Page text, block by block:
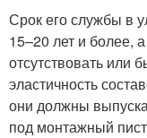
Срок его службы в
15–20 лет и более,
отсутствовать или
эластичность
они должны
под монтажный